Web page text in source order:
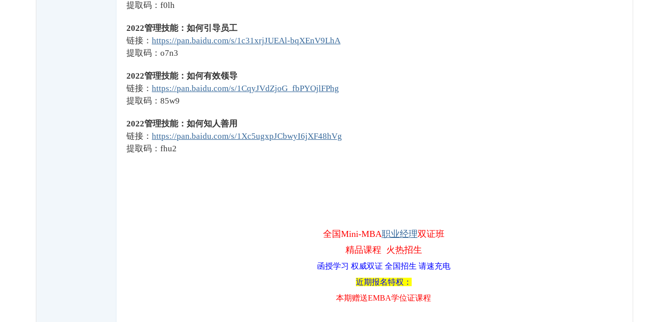
提取码：f0lh
2022管理技能：如何引导员工
链接： https://pan.baidu.com/s/1c31xrjJUEAl-bqXEnV9LhA
提取码：o7n3
2022管理技能：如何有效领导
链接： https://pan.baidu.com/s/1CqyJVdZjoG_fbPYOjlFPhg
提取码：85w9
2022管理技能：如何知人善用
链接： https://pan.baidu.com/s/1Xc5ugxpJCbwyI6jXF48hVg
提取码：fhu2
全国Mini-MBA职业经理双证班
精品课程 火热招生
函授学习 权威双证 全国招生 请速充电
近期报名特权：
本期赠送EMBA学位证课程